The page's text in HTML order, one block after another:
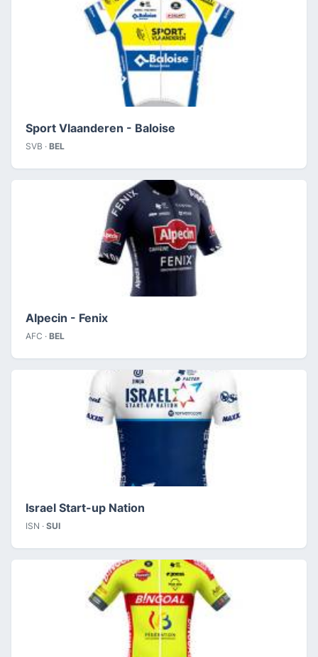
Sport Vlaanderen - Baloise
SVB · BEL
Alpecin - Fenix
AFC · BEL
Israel Start-up Nation
ISN · SUI